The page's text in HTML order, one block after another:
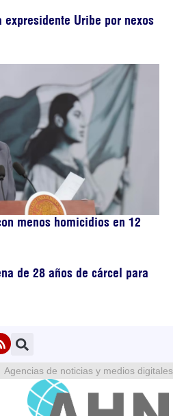
Uribe por nexos
menos homicidios en 12
de 28 años de cárcel para
Agencias de noticias y medios digitales